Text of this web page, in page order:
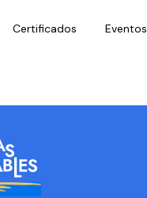
Certificados Eventos